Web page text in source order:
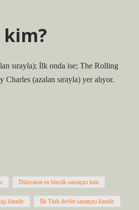
kim?
sırayla); İlk onda ise; The Rolling
(azalan sırayla) yer alıyor.
Dünyanın en büyük sanatçısı kim
kimdir İlk Türk devlet sanatçısı kimdir